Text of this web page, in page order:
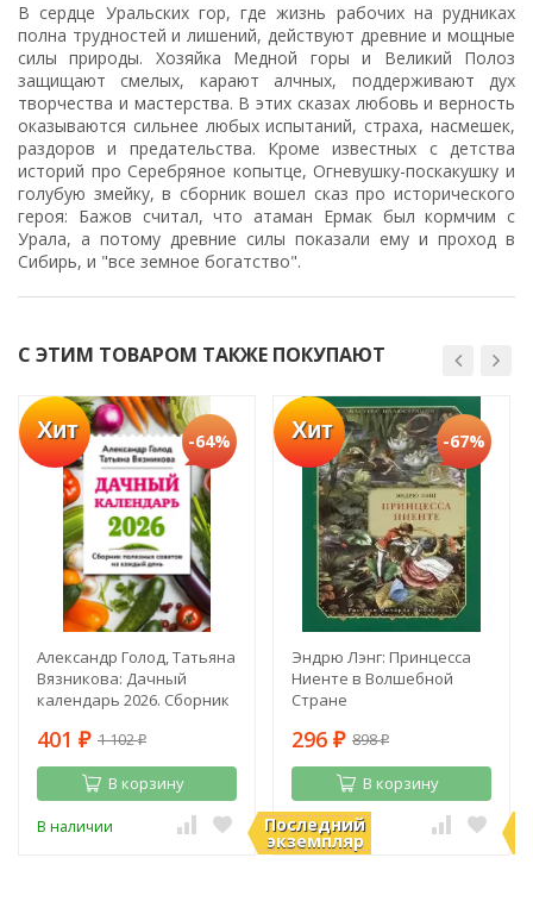
В сердце Уральских гор, где жизнь рабочих на рудниках
полна трудностей и лишений, действуют древние и мощные
силы природы. Хозяйка Медной горы и Великий Полоз
защищают смелых, карают алчных, поддерживают дух
творчества и мастерства. В этих сказах любовь и верность
оказываются сильнее любых испытаний, страха, насмешек,
раздоров и предательства. Кроме известных с детства
историй про Серебряное копытце, Огневушку-поскакушку и
голубую змейку, в сборник вошел сказ про исторического
героя: Бажов считал, что атаман Ермак был кормчим с
Урала, а потому древние силы показали ему и проход в
Сибирь, и "все земное богатство".
С ЭТИМ ТОВАРОМ ТАКЖЕ ПОКУПАЮТ
Хит -64%
Александр Голод, Татьяна
Вязникова: Дачный
календарь 2026. Сборник
каждый день
401 ₽ 1 102₽
В корзину
В наличии
Хит
Последний
экземпляр
-67%
Эндрю Лэнг: Принцесса
Ниенте в Волшебной
Стране
296 ₽ 898₽
В корзину
В наличии